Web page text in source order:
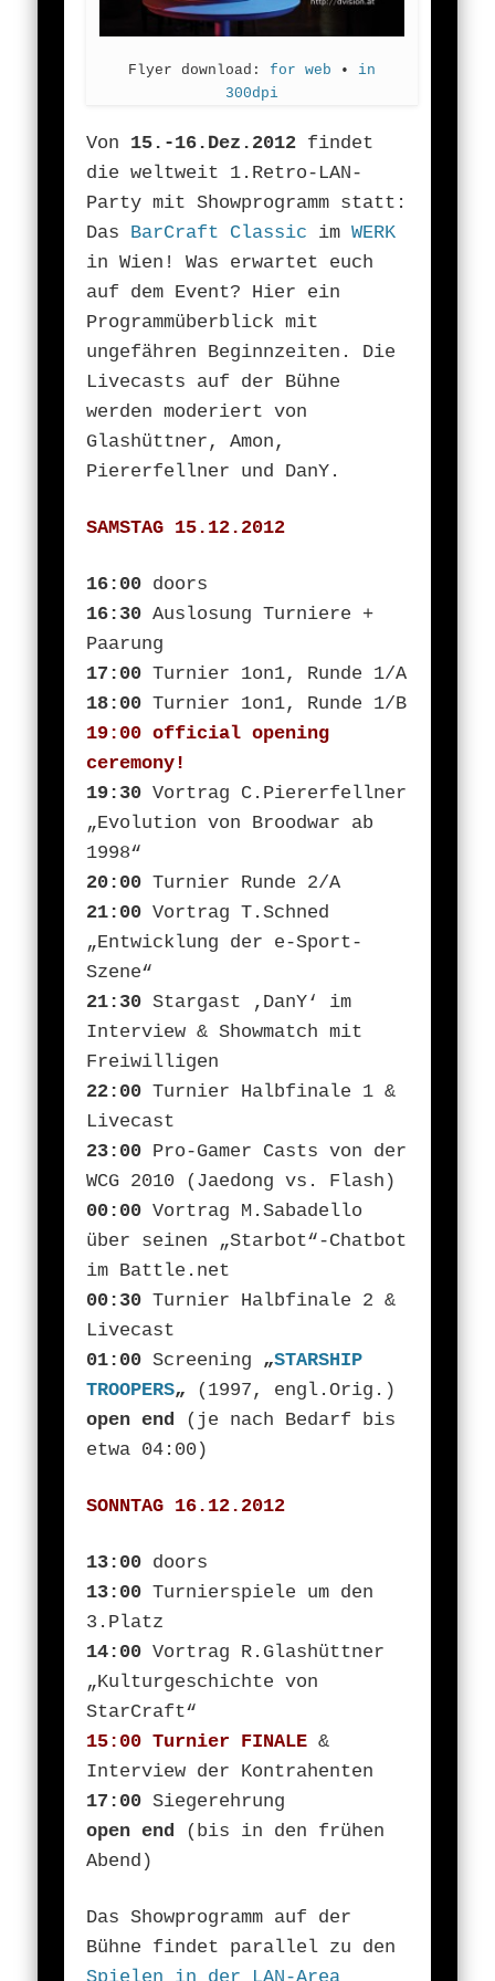
Flyer download:for web • in
300dpi
Von 15.-16.Dez.2012 findet
die weltweit 1.Retro-LAN-
Party mit Showprogramm statt:
Das BarCraft Classic imWERK
in Wien! Was erwartet euch
auf dem Event? Hier ein
Programmüberblick mit
ungefähren Beginnzeiten. Die
Livecasts auf der Bühne
werden moderiert von
Glashüttner, Amon,
Piererfellner und DanY.
SAMSTAG 15.12.2012
16:00 doors
16:30 Auslosung Turniere +
Paarung
17:00 Turnier 1on1, Runde 1/A
18:00 Turnier 1on1, Runde 1/B
19:00 official opening
ceremony!
19:30 Vortrag C.Piererfellner
„Evolution von Broodwar ab
1998“
20:00 Turnier Runde 2/A
21:00 Vortrag T.Schned
„Entwicklung der e-Sport-
Szene“
21:30 Stargast ‚DanY‘ im
Interview & Showmatch mit
Freiwilligen
22:00 Turnier Halbfinale 1 &
Livecast
23:00 Pro-Gamer Casts von der
WCG 2010 (Jaedong vs. Flash)
00:00 Vortrag M.Sabadello
über seinen „Starbot“-Chatbot
im Battle.net
00:30 Turnier Halbfinale 2 &
Livecast
01:00 Screening „STARSHIP
TROOPERS„ (1997, engl.Orig.)
open end
(je nach Bedarf bis
etwa 04:00)
SONNTAG 16.12.2012
13:00 doors
13:00 Turnierspiele um den
3.Platz
14:00 Vortrag R.Glashüttner
„Kulturgeschichte von
StarCraft“
15:00 Turnier FINALE &
Interview der Kontrahenten
17:00 Siegerehrung
open end
(bis in den frühen
Abend)
Das Showprogramm auf der
Bühne findet parallel zu den